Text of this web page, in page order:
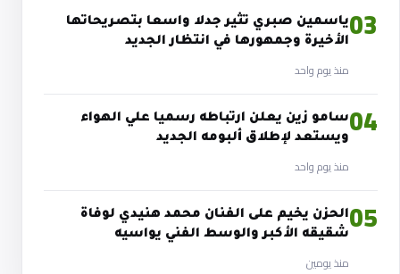
03ياسمين صبري تثير جدلا واسعا بتصريحاتها
الأخيرة وجمهورها في انتظار الجديد
منذ يوم واحد
04سامو زين يعلن ارتباطه رسميا علي الهواء
ويستعد لإطلاق ألبومه الجديد
منذ يوم واحد
05الحزن يخيم على الفنان محمد هنيدي لوفاة
شقيقه الأكبر والوسط الفني يواسيه
منذ يومين